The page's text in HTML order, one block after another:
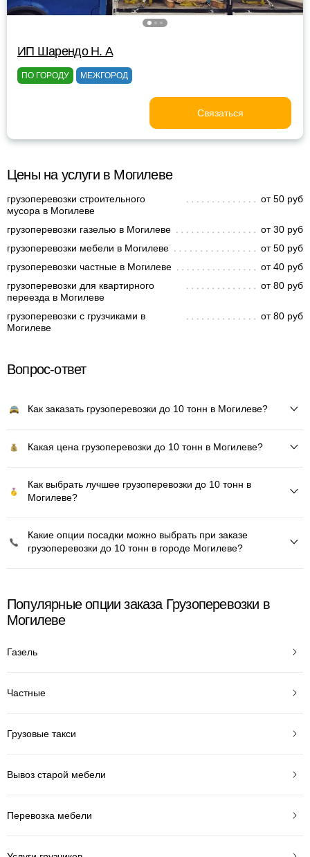
ИП Шарендо Н. А
ПО ГОРОДУ МЕЖГОРОД
Связаться
Цены на услуги в Могилеве
грузоперевозки строительного
мусора в Могилеве
от 50 руб
грузоперевозки газелью в Могилеве
от 30 руб
грузоперевозки мебели в Могилеве
от 50 руб
грузоперевозки частные в Могилеве
от 40 руб
грузоперевозки для квартирного
переезда в Могилеве
от 80 руб
грузоперевозки с грузчиками в
Могилеве
от 80 руб
Вопрос-ответ
Как заказать грузоперевозки до 10 тонн в Могилеве?
Какая цена грузоперевозки до 10 тонн в Могилеве?
Как выбрать лучшее грузоперевозки до 10 тонн в
Могилеве?
Какие опции посадки можно выбрать при заказе
грузоперевозки до 10 тонн в городе Могилеве?
Популярные опции заказа Грузоперевозки в
Могилеве
Газель
Частные
Грузовые такси
Вывоз старой мебели
Перевозка мебели